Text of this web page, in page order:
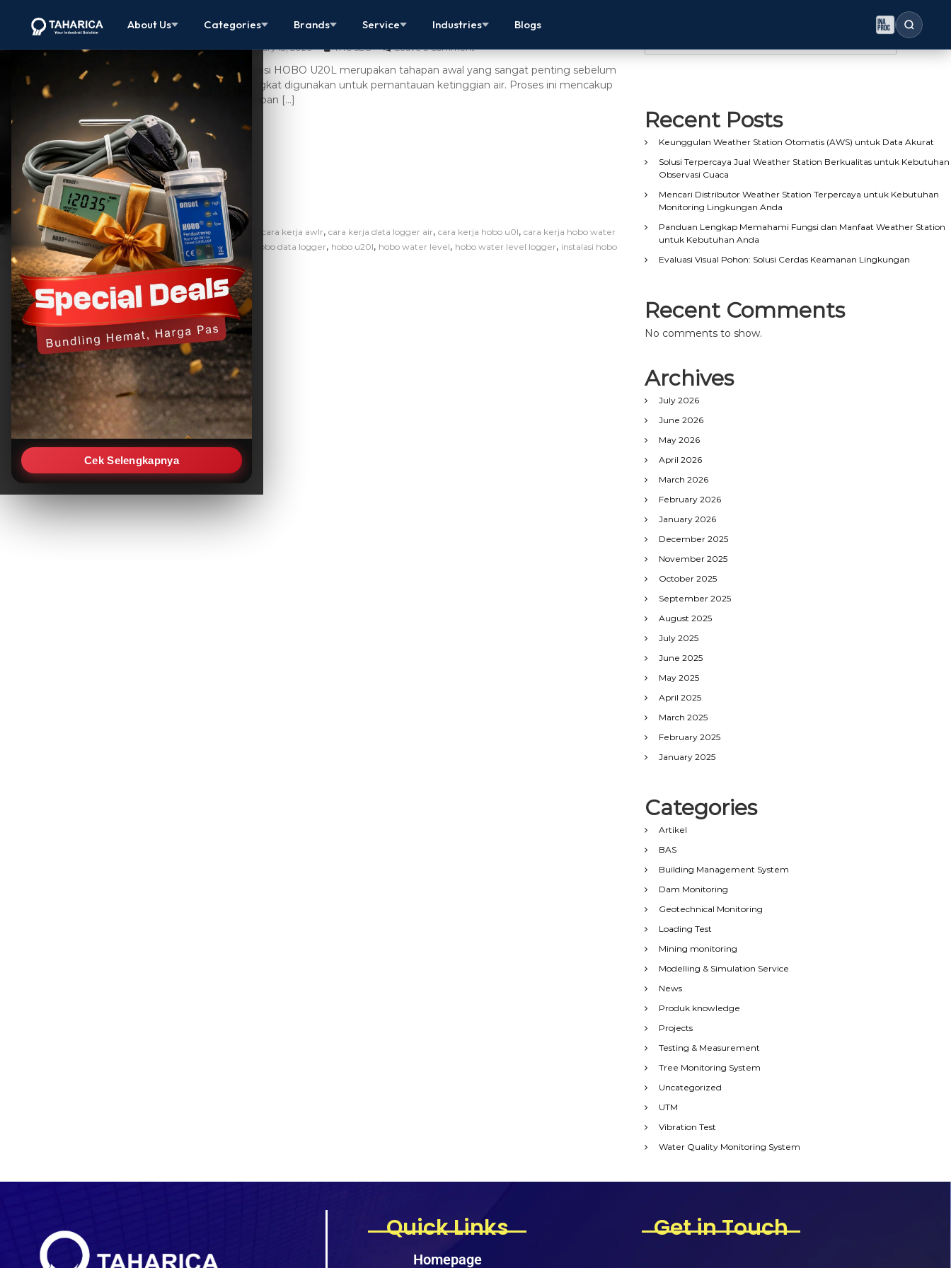
Cek Selengkapnya
About Us Categories Brands Service Industries Blogs
Instalasi HOBO U20L: Cara Setup Water Level Logger
January 13, 2026 THC SEO Leave a Comment
Instalasi HOBO U20L merupakan tahapan awal yang sangat penting sebelum
perangkat digunakan untuk pemantauan ketinggian air. Proses ini mencakup
persiapan […]
Uncategorized awlr,awlr cara kerja,awlr manfaat cara kerja awlr, cara kerja data logger air, cara kerja hobo u0l, cara kerja hobo water
level,cara kerja water level,fungsi awlr,fungsi data logger hobo data logger, hobo u20l, hobo water level, hobo water level logger, instalasi hobo
u20l,instalasi water level
Search
Recent Posts
Keunggulan Weather Station Otomatis (AWS) untuk Data Akurat
Solusi Terpercaya Jual Weather Station Berkualitas untuk Kebutuhan
Observasi Cuaca
Mencari Distributor Weather Station Terpercaya untuk Kebutuhan
Monitoring Lingkungan Anda
Panduan Lengkap Memahami Fungsi dan Manfaat Weather Station
untuk Kebutuhan Anda
Evaluasi Visual Pohon: Solusi Cerdas Keamanan Lingkungan
Recent Comments
No comments to show.
Archives
July 2026
June 2026
May 2026
April 2026
March 2026
February 2026
January 2026
December 2025
November 2025
October 2025
September 2025
August 2025
July 2025
June 2025
May 2025
April 2025
March 2025
February 2025
January 2025
Categories
Artikel
BAS
Building Management System
Dam Monitoring
Geotechnical Monitoring
Loading Test
Mining monitoring
Modelling & Simulation Service
News
Produk knowledge
Projects
Testing & Measurement
Tree Monitoring System
Uncategorized
UTM
Vibration Test
Water Quality Monitoring System
Quick Links
Homepage
Get in Touch